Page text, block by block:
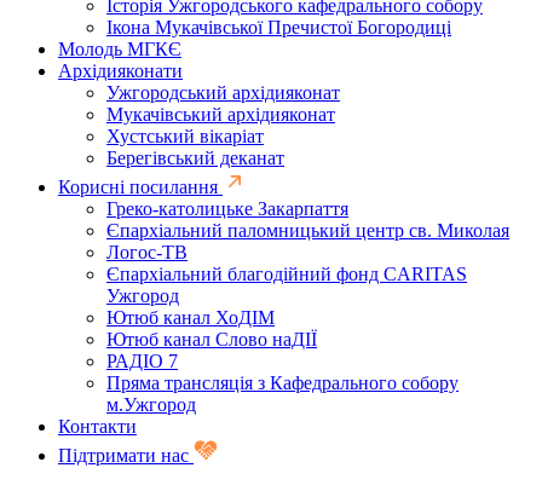
Історія Ужгородського кафедрального собору
Ікона Мукачівської Пречистої Богородиці
Молодь МГКЄ
Архідияконати
Ужгородський архідияконат
Мукачівський архідияконат
Хустський вікаріат
Берегівський деканат
Корисні посилання
Греко-католицьке Закарпаття
Єпархіальний паломницький центр св. Миколая
Логос-ТВ
Єпархіальний благодійний фонд CARITAS
Ужгород
Ютюб канал ХоДІМ
Ютюб канал Слово наДІЇ
РАДІО 7
Пряма трансляція з Кафедрального собору
м.Ужгород
Контакти
Підтримати нас